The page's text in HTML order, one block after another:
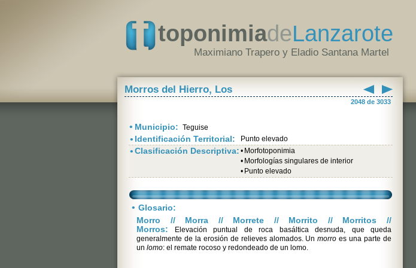
toponimiadeLanzarote
Maximiano Trapero y Eladio Santana Martel
Morros del Hierro, Los
2048 de 3033
• Municipio: Teguise
• Identificación Territorial: Punto elevado
•Clasificación Descriptiva: • Morfotoponimia
• Morfologías singulares de interior
• Punto elevado
• Glosario:
Morro // Morra // Morrete // Morrito // Morritos //
Morros: Elevación puntual de roca basáltica desnuda, que queda
generalmente de la erosión de relieves alomados. Unmorro es una parte de
un lomo: el remate rocoso y redondeado de un lomo.